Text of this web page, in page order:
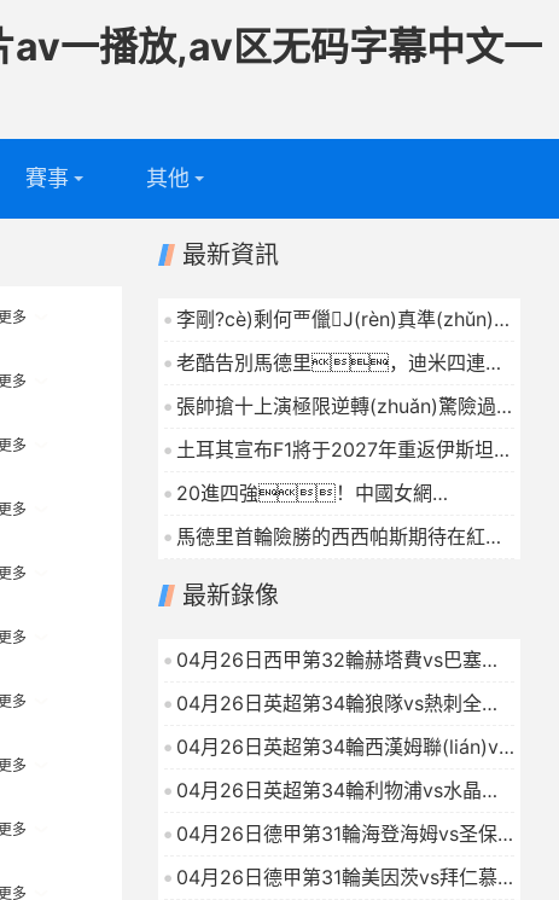
av一播放,av区无码字幕中文一
賽事 其他
專題
問答
多
多
多
多
多
多
多
多
多
多
最新資訊
李剛?cè)剩何覀儠J(rèn)真準(zhǔn)備
對陣拜仁，目標(biāo)拿下法甲和歐冠
冠軍
老酷告別馬德里，迪米四連敗
西西差一點兒，大坂搞怪造型遭群嘲
2026-04-26
張帥搶十上演極限逆轉(zhuǎn)驚險過
關(guān)，鄭欽文今戰(zhàn)肯寧
網(wǎng)友提出擔(dān)心原因
2026-04-26
土耳其宣布F1將于2027年重返伊斯坦布
20進四強！中國女網
(wǎng)25歲1米82王牌再沖冠：16勝1
負(fù)追趕鄭欽文
馬德里首輪險勝的西西帕斯期待在紅土
最新錄像
04月26日西甲第32輪赫塔費vs巴塞羅
那全場錄像
2026-04-25
04月26日英超第34輪狼隊vs熱刺全場
錄像
2026-04-25
04月26日英超第34輪西漢姆聯(lián)vs
埃弗頓全場錄像
2026-04-25
04月26日英超第34輪利物浦vs水晶宮
全場錄像
2026-04-25
04月26日德甲第31輪海登海姆vs圣保
利全場錄像
2026-04-25
04月26日德甲第31輪美因茨vs拜仁慕